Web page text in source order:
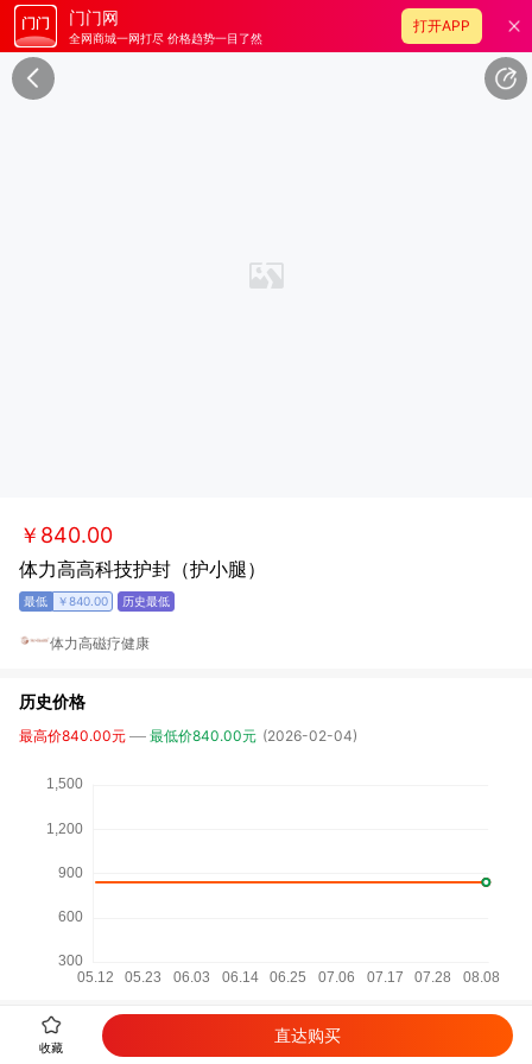
门门网
全网商城一网打尽 价格趋势一目了然
打开APP
￥840.00
体力高高科技护封（护小腿）
￥840.00
体力高磁疗健康
历史价格
最高价840.00元 最低价840.00元 (2026-02-04)
收藏
直达购买